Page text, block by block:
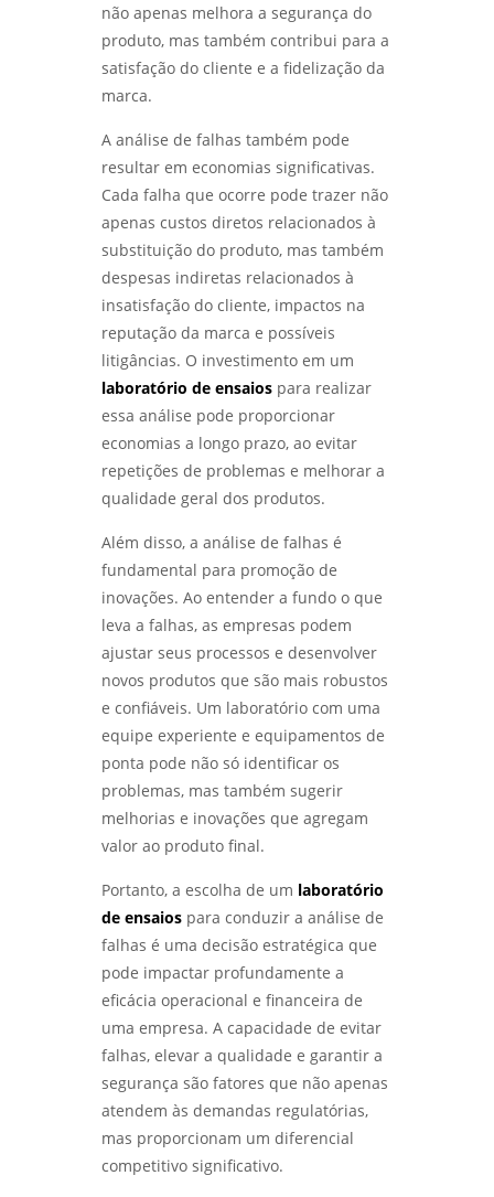
não apenas melhora a segurança do
produto, mas também contribui para a
satisfação do cliente e a fidelização da
marca.
A análise de falhas também pode
resultar em economias significativas.
Cada falha que ocorre pode trazer não
apenas custos diretos relacionados à
substituição do produto, mas também
despesas indiretas relacionados à
insatisfação do cliente, impactos na
reputação da marca e possíveis
litigâncias. O investimento em um
laboratório de ensaiospara realizar
essa análise pode proporcionar
economias a longo prazo, ao evitar
repetições de problemas e melhorar a
qualidade geral dos produtos.
Além disso, a análise de falhas é
fundamental para promoção de
inovações. Ao entender a fundo o que
leva a falhas, as empresas podem
ajustar seus processos e desenvolver
novos produtos que são mais robustos
e confiáveis. Um laboratório com uma
equipe experiente e equipamentos de
ponta pode não só identificar os
problemas, mas também sugerir
melhorias e inovações que agregam
valor ao produto final.
Portanto, a escolha de um laboratório
de ensaiospara conduzir a análise de
falhas é uma decisão estratégica que
pode impactar profundamente a
eficácia operacional e financeira de
uma empresa. A capacidade de evitar
falhas, elevar a qualidade e garantir a
segurança são fatores que não apenas
atendem às demandas regulatórias,
mas proporcionam um diferencial
competitivo significativo.